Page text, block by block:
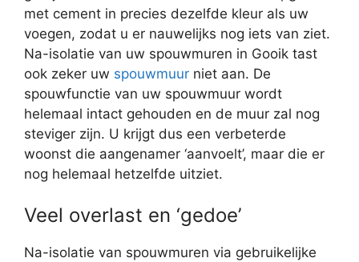
met cement in precies dezelfde kleur als uw
voegen, zodat u er nauwelijks nog iets van ziet.
Na-isolatie van uw spouwmuren in Gooik tast
ook zeker uw spouwmuur niet aan. De
spouwfunctie van uw spouwmuur wordt
helemaal intact gehouden en de muur zal nog
steviger zijn. U krijgt dus een verbeterde
woonst die aangenamer ‘aanvoelt’, maar die er
nog helemaal hetzelfde uitziet.
Veel overlast en ‘gedoe’
Na-isolatie van spouwmuren via gebruikelijke